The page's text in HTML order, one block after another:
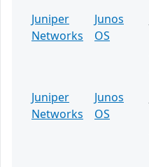
Juniper
Networks
Junos
OS
Juniper
Networks
Junos
OS